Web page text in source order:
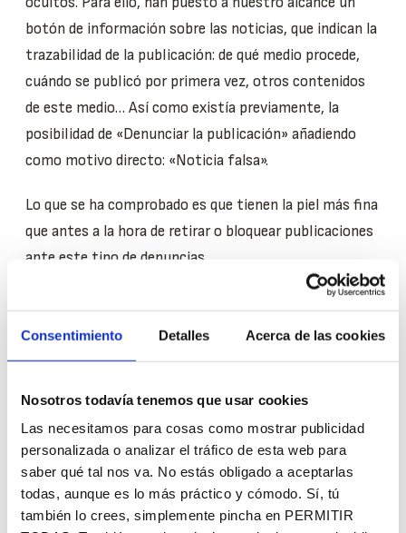
Consentimiento Detalles Acerca de las cookies
Nosotros todavía tenemos que usar cookies
Las necesitamos para cosas como mostrar publicidad
personalizada o analizar el tráfico de esta web para
saber qué tal nos va. No estás obligado a aceptarlas
todas, aunque es lo más práctico y cómodo. Sí, tú
también lo crees, simplemente pincha en PERMITIR
botón de información sobre las noticias, que indican la
trazabilidad de la publicación: de qué medio procede,
cuándo se publicó por primera vez, otros contenidos
de este medio… Así como existía previamente, la
posibilidad de «Denunciar la publicación» añadiendo
como motivo directo: «Noticia falsa».
Lo que se ha comprobado es que tienen la piel más fina
que antes a la hora de retirar o bloquear publicaciones
ante este tipo de denuncias.
Conocida por ser una red social profesional, LinkedIn
está empezando a adquirir formatos vistos en otras
redes sociales para crear un ambiente más relajado
entre sus usuarios.
Graba cómo se pronuncia tu
nombre